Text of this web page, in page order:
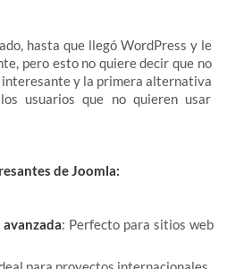
hasta que llegó WordPress y le
pero esto no quiere decir que no
interesante y la primera alternativa
usuarios que no quieren usar
de Joomla:
: Perfecto para sitios web